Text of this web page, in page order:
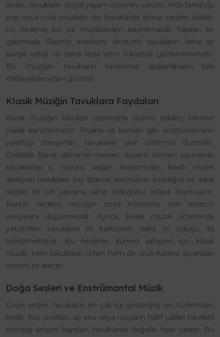
sesler, tavukların doğal yaşam ortamını yansıtır. Hızlı tempolu
pop veya rock müzikler ise tavuklarda strese neden olabilir,
bu nedenle bu tür müziklerden kaçınılmalıdır. Yapılan bir
çalışmada, Bach'ın eserlerini dinleyen tavukların daha az
kavga ettiği ve daha fazla yem tükettiği gözlemlenmiştir.
Bu, müziğin tavukların beslenme alışkanlıklarını bile
etkileyebileceğini gösterir.
Klasik Müziğin Tavuklara Faydaları
Klasik müziğin tavuklar üzerindeki olumlu etkileri, bilimsel
olarak kanıtlanmıştır. Piyano ve keman gibi enstrümanların
yarattığı titreşimler, tavukların sinir sistemini düzenler.
Özellikle Barok dönemin eserleri, düzenli ritimleri sayesinde
tavuklarda iç huzuru sağlar. Araştırmalar, klasik müzik
dinleyen tavukların tüy dökme sorununun azaldığını ve daha
sağlıklı bir cilt yapısına sahip olduğunu ortaya koymuştur.
Bunun nedeni, müziğin stres hormonu olan kortizol
seviyesini düşürmesidir. Ayrıca, klasik müzik ortamında
yetiştirilen tavukların et kalitesinin daha iyi olduğu da
belirtilmektedir. Bu nedenle, kümes sahipleri için klasik
müzik, hem tavukların refahı hem de ürün kalitesi açısından
önemli bir araçtır.
Doğa Sesleri ve Enstrümantal Müzik
Doğa sesleri, tavukların en çok ilgi gösterdiği ses türlerinden
biridir. Kuş cıvıltıları, su sesi veya rüzgarın hafif çalıları hareket
ettirdiği anların kayıtları, tavuklarda doğallık hissi yaratır. Bu